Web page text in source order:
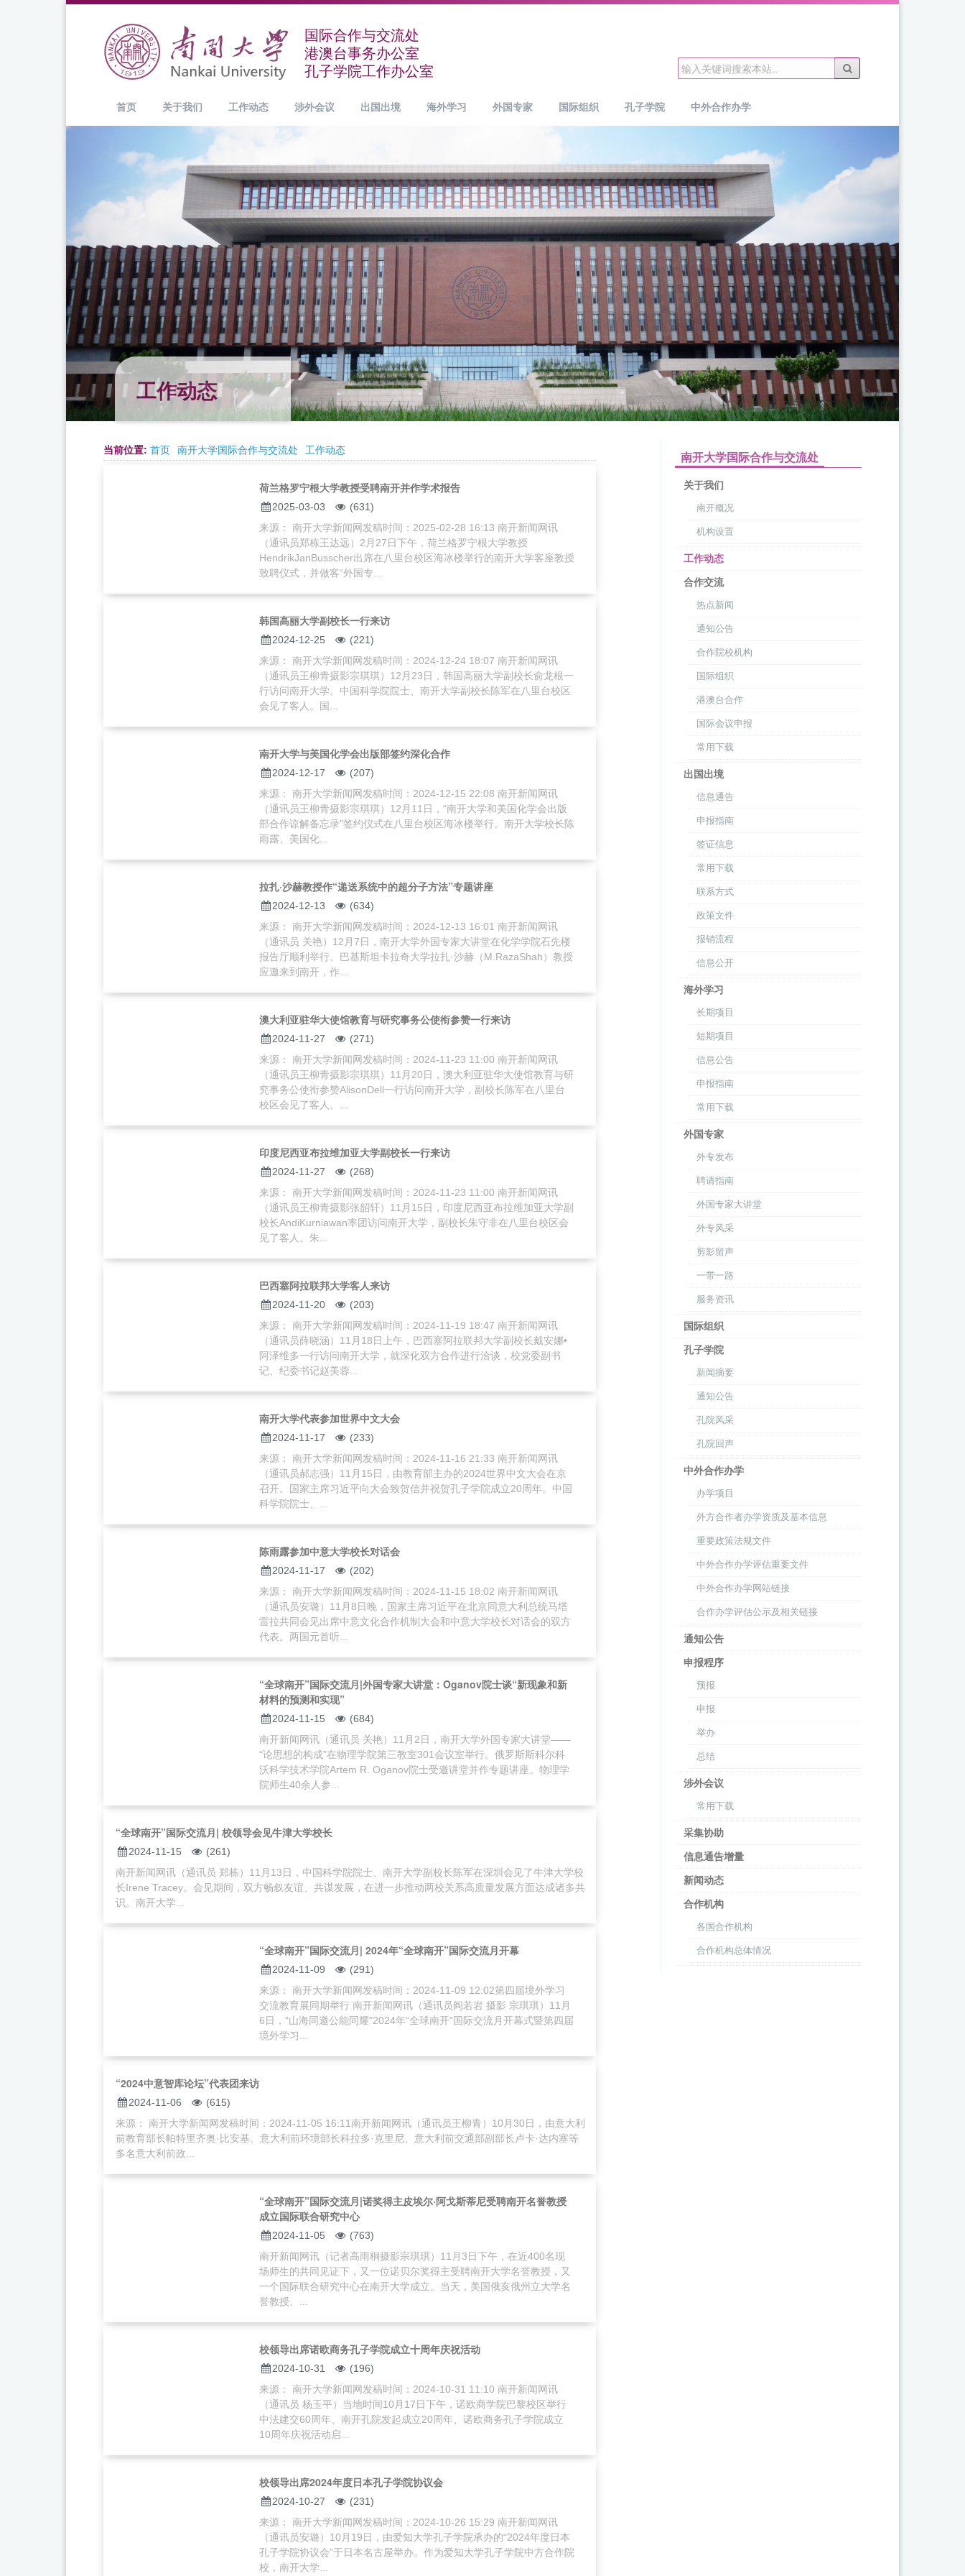
国际合作与交流处
港澳台事务办公室
孔子学院工作办公室
首页 关于我们 工作动态 涉外会议 出国出境 海外学习 外国专家 国际组织 孔子学院 中外合作办学
工作动态
当前位置: 首页 南开大学国际合作与交流处 工作动态
荷兰格罗宁根大学教授受聘南开并作学术报告
2025-03-03
(631)
来源： 南开大学新闻网发稿时间：2025-02-28 16:13 南开新闻网讯
（通讯员郑栋王达远）2月27日下午，荷兰格罗宁根大学教授
HendrikJanBusscher出席在八里台校区海冰楼举行的南开大学客座教授
致聘仪式，并做客“外国专...
韩国高丽大学副校长一行来访
2024-12-25
(221)
来源： 南开大学新闻网发稿时间：2024-12-24 18:07 南开新闻网讯
（通讯员王柳青摄影宗琪琪）12月23日，韩国高丽大学副校长俞龙根一
行访问南开大学。中国科学院院士、南开大学副校长陈军在八里台校区
会见了客人。国...
南开大学与美国化学会出版部签约深化合作
2024-12-17
(207)
来源： 南开大学新闻网发稿时间：2024-12-15 22:08 南开新闻网讯
（通讯员王柳青摄影宗琪琪）12月11日，“南开大学和美国化学会出版
部合作谅解备忘录”签约仪式在八里台校区海冰楼举行。南开大学校长陈
雨露、美国化...
拉扎·沙赫教授作“递送系统中的超分子方法”专题讲座
2024-12-13
(634)
来源： 南开大学新闻网发稿时间：2024-12-13 16:01 南开新闻网讯
（通讯员 关艳）12月7日，南开大学外国专家大讲堂在化学学院石先楼
报告厅顺利举行。巴基斯坦卡拉奇大学拉扎·沙赫（M.RazaShah）教授
应邀来到南开，作...
澳大利亚驻华大使馆教育与研究事务公使衔参赞一行来访
2024-11-27
(271)
来源： 南开大学新闻网发稿时间：2024-11-23 11:00 南开新闻网讯
（通讯员王柳青摄影宗琪琪）11月20日，澳大利亚驻华大使馆教育与研
究事务公使衔参赞AlisonDell一行访问南开大学，副校长陈军在八里台
校区会见了客人。...
印度尼西亚布拉维加亚大学副校长一行来访
2024-11-27
(268)
来源： 南开大学新闻网发稿时间：2024-11-23 11:00 南开新闻网讯
（通讯员王柳青摄影张韶轩）11月15日，印度尼西亚布拉维加亚大学副
校长AndiKurniawan率团访问南开大学，副校长朱守非在八里台校区会
见了客人。朱...
巴西塞阿拉联邦大学客人来访
2024-11-20
(203)
来源： 南开大学新闻网发稿时间：2024-11-19 18:47 南开新闻网讯
（通讯员薛晓涵）11月18日上午，巴西塞阿拉联邦大学副校长戴安娜•
阿泽维多一行访问南开大学，就深化双方合作进行洽谈，校党委副书
记、纪委书记赵美蓉...
南开大学代表参加世界中文大会
2024-11-17
(233)
来源： 南开大学新闻网发稿时间：2024-11-16 21:33 南开新闻网讯
（通讯员郝志强）11月15日，由教育部主办的2024世界中文大会在京
召开。国家主席习近平向大会致贺信并祝贺孔子学院成立20周年。中国
科学院院士、...
陈雨露参加中意大学校长对话会
2024-11-17
(202)
来源： 南开大学新闻网发稿时间：2024-11-15 18:02 南开新闻网讯
（通讯员安璐）11月8日晚，国家主席习近平在北京同意大利总统马塔
雷拉共同会见出席中意文化合作机制大会和中意大学校长对话会的双方
代表。两国元首听...
“全球南开”国际交流月|外国专家大讲堂：Oganov院士谈“新现象和新
材料的预测和实现”
2024-11-15
(684)
南开新闻网讯（通讯员 关艳）11月2日，南开大学外国专家大讲堂——
“论思想的构成”在物理学院第三教室301会议室举行。俄罗斯斯科尔科
沃科学技术学院Artem R. Oganov院士受邀讲堂并作专题讲座。物理学
院师生40余人参...
“全球南开”国际交流月| 校领导会见牛津大学校长
2024-11-15
(261)
南开新闻网讯（通讯员 郑栋）11月13日，中国科学院院士、南开大学副校长陈军在深圳会见了牛津大学校
长Irene Tracey。会见期间，双方畅叙友谊、共谋发展，在进一步推动两校关系高质量发展方面达成诸多共
识。南开大学...
“全球南开”国际交流月| 2024年“全球南开”国际交流月开幕
2024-11-09
(291)
来源： 南开大学新闻网发稿时间：2024-11-09 12:02第四届境外学习
交流教育展同期举行 南开新闻网讯（通讯员阎若岩 摄影 宗琪琪）11月
6日，“山海同邀公能同耀”2024年“全球南开”国际交流月开幕式暨第四届
境外学习...
“2024中意智库论坛”代表团来访
2024-11-06
(615)
来源： 南开大学新闻网发稿时间：2024-11-05 16:11南开新闻网讯（通讯员王柳青）10月30日，由意大利
前教育部长帕特里齐奥·比安基、意大利前环境部长科拉多·克里尼、意大利前交通部副部长卢卡·达内塞等
多名意大利前政...
“全球南开”国际交流月|诺奖得主皮埃尔·阿戈斯蒂尼受聘南开名誉教授
成立国际联合研究中心
2024-11-05
(763)
南开新闻网讯（记者高雨桐摄影宗琪琪）11月3日下午，在近400名现
场师生的共同见证下，又一位诺贝尔奖得主受聘南开大学名誉教授，又
一个国际联合研究中心在南开大学成立。当天，美国俄亥俄州立大学名
誉教授、...
校领导出席诺欧商务孔子学院成立十周年庆祝活动
2024-10-31
(196)
来源： 南开大学新闻网发稿时间：2024-10-31 11:10 南开新闻网讯
（通讯员 杨玉平）当地时间10月17日下午，诺欧商学院巴黎校区举行
中法建交60周年、南开孔院发起成立20周年、诺欧商务孔子学院成立
10周年庆祝活动启...
校领导出席2024年度日本孔子学院协议会
2024-10-27
(231)
来源： 南开大学新闻网发稿时间：2024-10-26 15:29 南开新闻网讯
（通讯员安璐）10月19日，由爱知大学孔子学院承办的“2024年度日本
孔子学院协议会”于日本名古屋举办。作为爱知大学孔子学院中方合作院
校，南开大学...
南开大学国际合作与交流处
关于我们
南开概况
机构设置
工作动态
合作交流
热点新闻
通知公告
合作院校机构
国际组织
港澳台合作
国际会议申报
常用下载
出国出境
信息通告
申报指南
签证信息
常用下载
联系方式
政策文件
报销流程
信息公开
海外学习
长期项目
短期项目
信息公告
申报指南
常用下载
外国专家
外专发布
聘请指南
外国专家大讲堂
外专风采
剪影留声
一带一路
服务资讯
国际组织
孔子学院
新闻摘要
通知公告
孔院风采
孔院回声
中外合作办学
办学项目
外方合作者办学资质及基本信息
重要政策法规文件
中外合作办学评估重要文件
中外合作办学网站链接
合作办学评估公示及相关链接
通知公告
申报程序
预报
申报
举办
总结
涉外会议
常用下载
采集协助
信息通告增量
新闻动态
合作机构
各国合作机构
合作机构总体情况